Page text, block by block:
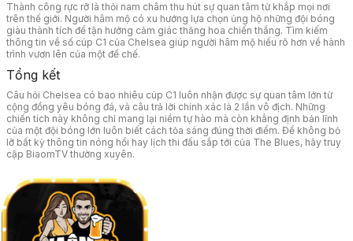
Thành công rực rỡ là thỏi nam châm thu hút sự quan tâm từ khắp mọi nơi
trên thế giới. Người hâm mộ có xu hướng lựa chọn ủng hộ những đội bóng
giàu thành tích để tận hưởng cảm giác thăng hoa chiến thắng. Tìm kiếm
thông tin về số cúp C1 của Chelsea giúp người hâm mộ hiểu rõ hơn về hành
trình vươn lên của một đế chế.
Tổng kết
Câu hỏi Chelsea có bao nhiêu cúp C1 luôn nhận được sự quan tâm lớn từ
cộng đồng yêu bóng đá, và câu trả lời chính xác là 2 lần vô địch. Những
chiến tích này không chỉ mang lại niềm tự hào mà còn khẳng định bản lĩnh
của một đội bóng lớn luôn biết cách tỏa sáng đúng thời điểm. Để không bỏ
lỡ bất kỳ thông tin nóng hổi hay lịch thi đấu sắp tới của The Blues, hãy truy
cập BiaomTV thường xuyên.